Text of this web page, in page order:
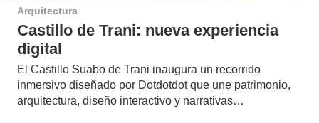
Arquitectura
Castillo de Trani: nueva experiencia
digital
El Castillo Suabo de Trani inaugura un recorrido
inmersivo diseñado por Dotdotdot que une patrimonio,
arquitectura, diseño interactivo y narrativas…